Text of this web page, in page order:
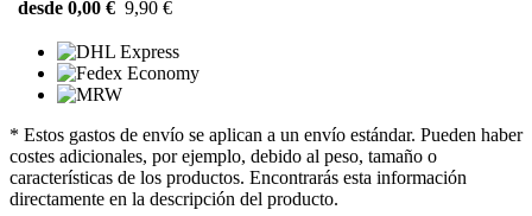
desde 0,00 € 9,90 €
* Estos gastos de envío se aplican a un envío estándar. Pueden haber
costes adicionales, por ejemplo, debido al peso, tamaño o
características de los productos. Encontrarás esta información
directamente en la descripción del producto.